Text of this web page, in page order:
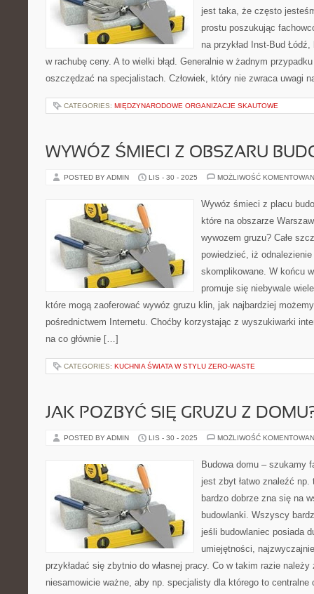
jest taka, że często
prostu poszukując
na przykład Inst-Bud
w rachubę ceny. A to wielki błąd. Generalnie w żadnym
oszczędzać na specjalistach. Człowiek, który nie zwraca uwagi
CATEGORIES: MIĘDZYNARODOWE ORGANIZACJE SKAUTOWE
WYWÓZ ŚMIECI Z OBSZARU
POSTED BY ADMIN LIS - 30 - 2025 MOŻLIWOŚĆ
Wywóz śmieci z placu
które na obszarze
wywozem gruzu? Całe
powiedzieć, iż
skomplikowane. W końcu
promuje się niebywale
które mogą zaoferować wywóz gruzu klin, jak najbardziej
pośrednictwem Internetu. Choćby korzystając z wyszukiwarki
na co głównie […]
CATEGORIES: KUCHNIA ŚWIATA W STYLU ZERO-WASTE
JAK POZBYĆ SIĘ GRUZU Z
POSTED BY ADMIN LIS - 30 - 2025 MOŻLIWOŚĆ
Budowa domu – szukamy
jest zbyt łatwo znaleźć
bardzo dobrze zna się na
budowlanki. Wszyscy
jeśli budowlaniec posiada
umiejętności,
przykładać się zbytnio do własnej pracy. Co w takim razie należy
niesamowicie ważne, aby np. specjalisty dla którego to